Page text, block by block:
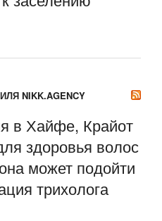
NIKK.AGENCY
в Хайфе, Крайот
здоровья волос
трихолога